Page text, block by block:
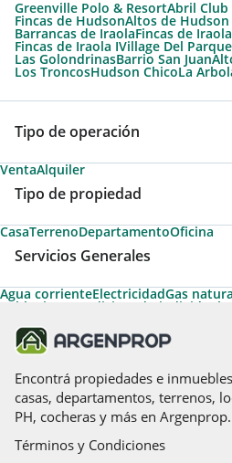
Greenville Polo & ResortAbril Club
Fincas de HudsonAltos de Hudson
Barrancas de IraolaFincas de
Fincas de Iraola IVillage Del Parque
Las GolondrinasBarrio San Juan
Los TroncosHudson ChicoLa
Tipo de operación
VentaAlquiler
Tipo de propiedad
CasaTerrenoDepartamentoOficina
Servicios Generales
Agua corrienteElectricidadGas
Cable Aire acondicionado individual
Aire acondicionado centralCalefacción
Calefacción tiro balanceado
Losa radiante
Encontrá propiedades e
casas, departamentos, terrenos,
PH, cocheras y más en Argenprop.
Términos y Condiciones